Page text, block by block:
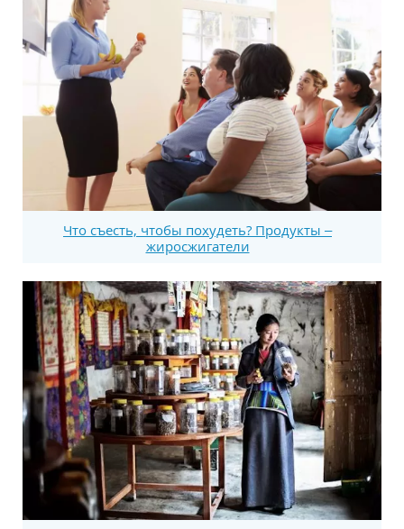
Что съесть, чтобы похудеть? Продукты –
жиросжигатели